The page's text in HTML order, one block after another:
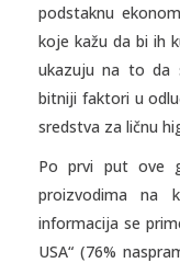
podstaknu
koje kažu da bi ih
ukazuju na to da
bitniji faktori u
sredstva za ličnu
Po prvi put ove
proizvodima na
informacija se
USA“ (76%